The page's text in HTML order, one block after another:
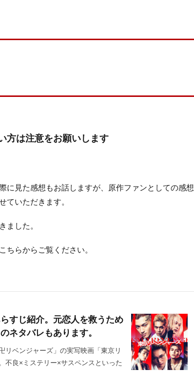
方は注意をお願いします
に見た感想もお話しますが、原作ファンとしての感想
ていただきます。
ました。
ちらからご覧ください。
すじ紹介。元恋人を救うため
ネタバレもあります。
リベンジャーズ」の実写映画「東京リ
不良×ミステリー×サスペンスといった